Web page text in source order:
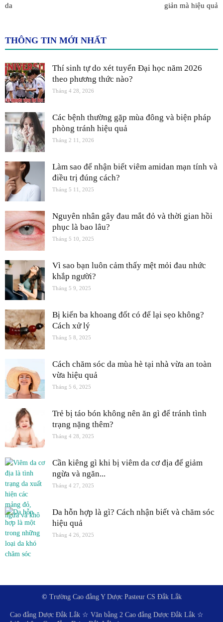
da
giản mà hiệu quả
THÔNG TIN MỚI NHẤT
Thí sinh tự do xét tuyển Đại học năm 2026
theo phương thức nào?
Tháng 4 28, 2026
Các bệnh thường gặp mùa đông và biện pháp
phòng tránh hiệu quả
Tháng 2 11, 2026
Làm sao để nhận biết viêm amidan mạn tính và
điều trị đúng cách?
Tháng 5 11, 2025
Nguyên nhân gây đau mắt đỏ và thời gian hồi
phục là bao lâu?
Tháng 5 10, 2025
Vì sao bạn luôn cảm thấy mệt mỏi đau nhức
khắp người?
Tháng 5 9, 2025
Bị kiến ba khoang đốt có để lại sẹo không?
Cách xử lý
Tháng 5 8, 2025
Cách chăm sóc da mùa hè tại nhà vừa an toàn
vừa hiệu quả
Tháng 5 6, 2025
Trẻ bị táo bón không nên ăn gì để tránh tình
trạng nặng thêm?
Tháng 4 28, 2025
Cần kiêng gì khi bị viêm da cơ địa để giảm
ngừa và ngăn...
Tháng 4 27, 2025
Da hỗn hợp là gì? Cách nhận biết và chăm sóc
hiệu quả
Tháng 4 26, 2025
© Trường Cao đẳng Y Dược Pasteur CS Đắk Lắk
Cao đẳng Dược Đắk Lắk ☆ Văn bằng 2 Cao đẳng Dược Đắk Lắk ☆